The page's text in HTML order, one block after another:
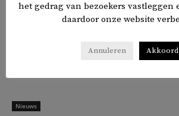
Nieuws
het gedrag van bezoekers vastleggen
daardoor onze website
Annuleren Akkoord